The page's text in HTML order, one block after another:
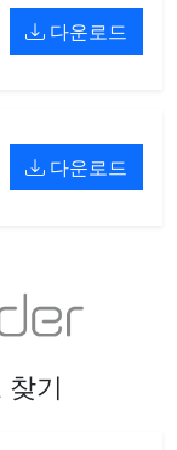
다운로드
다운로드
기